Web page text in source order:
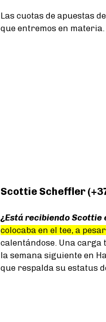
Las cuotas de apuestas de
que entremos en materia.
Scottie Scheffler
¿Está recibiendo
colocaba en el tee, a
calentándose. Una carga
la semana siguiente en
que respalda su estatus